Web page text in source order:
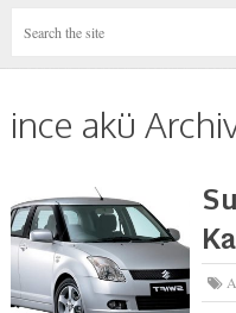
ince akü